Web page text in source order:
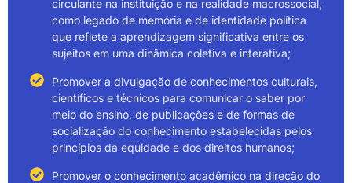
circulante na instituição e na realidade macrossocial,
como legado de memória e de identidade política
que reflete a aprendizagem significativa entre os
sujeitos em uma dinâmica coletiva e interativa;
Promover a divulgação de conhecimentos culturais,
científicos e técnicos para comunicar o saber por
meio do ensino, de publicações e de formas de
socialização do conhecimento estabelecidas pelos
princípios da equidade e dos direitos humanos;
Promover o conhecimento acadêmico na direção do